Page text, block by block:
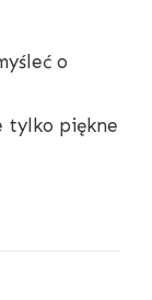
o
tylko piękne